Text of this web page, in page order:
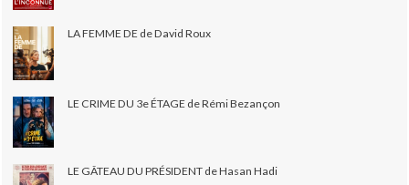
LA FEMME DE de David Roux
LE CRIME DU 3e ÉTAGE de Rémi Bezançon
LE GÂTEAU DU PRÉSIDENT de Hasan Hadi